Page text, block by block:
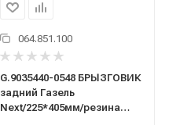
064.851.100
G.9035440-0548 БРЫЗГОВИК
задний Газель
Next/225*405мм/резина